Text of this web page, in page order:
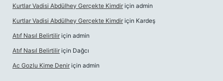
Kurtlar Vadisi Abdülhey Gerçekte Kimdir için admin
Kurtlar Vadisi Abdülhey Gerçekte Kimdir için Kardeş
Atıf Nasıl Belirtilir için admin
Atıf Nasıl Belirtilir için Dağcı
Ac Gozlu Kime Denir için admin